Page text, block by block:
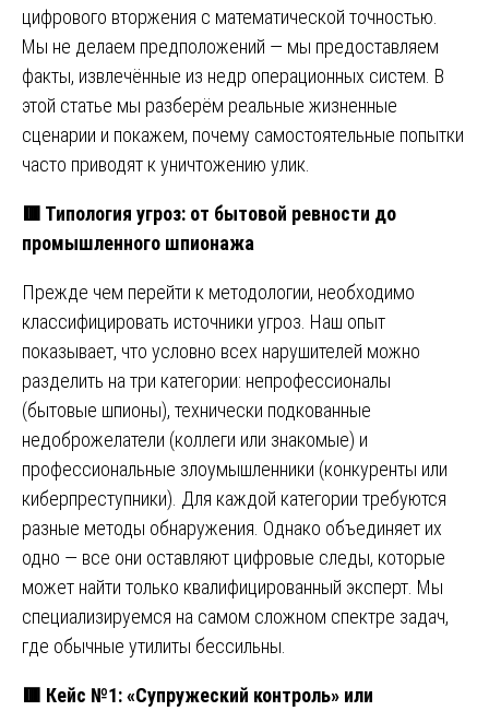
цифрового вторжения с математической точностью.
Мы не делаем предположений — мы предоставляем
факты, извлечённые из недр операционных систем. В
этой статье мы разберём реальные жизненные
сценарии и покажем, почему самостоятельные попытки
часто приводят к уничтожению улик.
🟥 Типология угроз: от бытовой ревности до
промышленного шпионажа
Прежде чем перейти к методологии, необходимо
классифицировать источники угроз. Наш опыт
показывает, что условно всех нарушителей можно
разделить на три категории: непрофессионалы
(бытовые шпионы), технически подкованные
недоброжелатели (коллеги или знакомые) и
профессиональные злоумышленники (конкуренты или
киберпреступники). Для каждой категории требуются
разные методы обнаружения. Однако объединяет их
одно — все они оставляют цифровые следы, которые
может найти только квалифицированный эксперт. Мы
специализируемся на самом сложном спектре задач,
где обычные утилиты бессильны.
🟥 Кейс №1: «Супружеский контроль» или